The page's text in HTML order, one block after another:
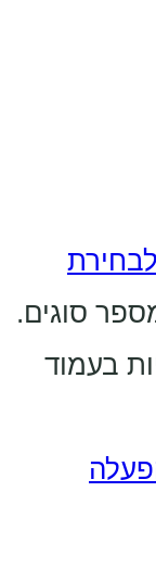
לבחירת
סוגים.
בעמוד